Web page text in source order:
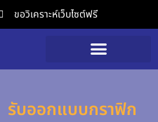
ขอวิเคราะห์เว็บไซต์ฟรี
รับออกแบบกราฟิก